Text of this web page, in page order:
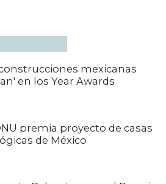
mexicanas
en los Year Awards
premia proyecto de casas
de México